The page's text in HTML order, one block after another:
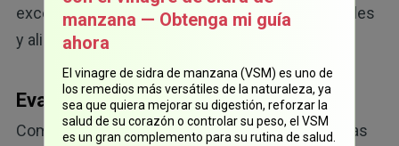
excesivas de n-6 proveniente de aceites vegetales
y alimentos procesados.
Evalúe sus niveles
Como ya he escrito, es necesario realizar pruebas
manzana — Obtenga mi guía
ahora
El vinagre de sidra de manzana (VSM) es uno de
los remedios más versátiles de la naturaleza, ya
sea que quiera mejorar su digestión, reforzar la
salud de su corazón o controlar su peso, el VSM
es un gran complemento para su rutina de salud.